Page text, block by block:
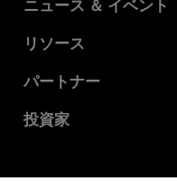
企業責任
キャリア
お問い合わせ
ニュース ＆ イベント
ニュースルーム
メディア ライブラリ
リソース
デベロッパー セントラル
ケース スタディ
パートナー
AMD パートナー ハブ
投資家
財務情報